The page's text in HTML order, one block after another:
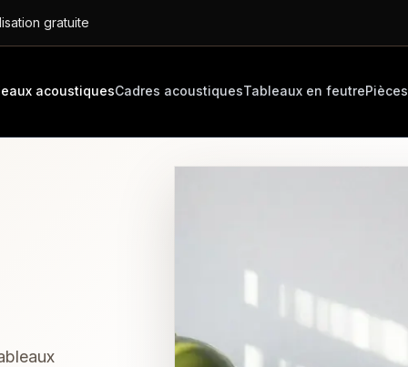
gratuite
acoustiquesCadres acoustiquesTableaux en feutrePièces